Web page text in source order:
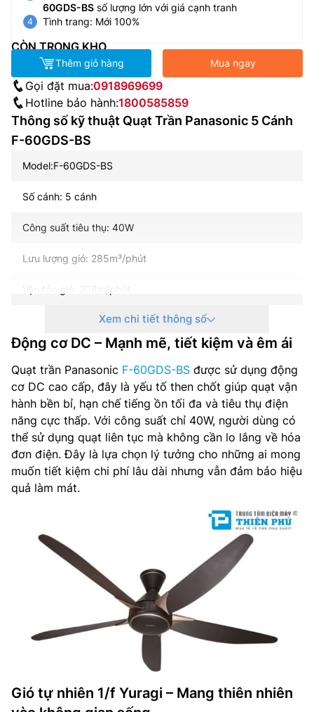
60GDS-BS số lượng lớn với giá cạnh tranh
Tình trang: Mới 100%
CÒN TRONG KHO
Thêm giỏ hàng Mua ngay
Gọi đặt mua:0918969699
Hotline bảo hành:1800585859
Thông số kỹ thuật Quạt Trần Panasonic 5 Cánh
F-60GDS-BS
Model:F-60GDS-BS
Số cánh: 5 cánh
Công suất tiêu thụ: 40W
Lưu lượng gió: 285m³/phút
Vận tốc gió: 208m/phút
Đường kính cánh: 150cm
Kiểu động cơ: động cơ DC tiết kiệm điện
Tốc độ gió: 9 cấp độ
Chức năng Sleep mode (Chế độ gió theo nhịp sinh học lúc
ngủ): Có
3 cấp độ an toàn: Khóa cánh an toàn, dây an toàn, công
tắc an toàn
Chế độ hẹn giờ bật/tắt: 24 tiếng
Remote (điều khiển màn hình led): Có
Vật liệu cánh quạt: ABS-G
Bảo hành: Bảo hành điện tử 12 tháng tại nhà
Xem chi tiết thông số
Động cơ DC – Mạnh mẽ, tiết kiệm và êm ái
Quạt trần Panasonic F-60GDS-BS được sử dụng động
cơ DC cao cấp, đây là yếu tố then chốt giúp quạt vận
hành bền bỉ, hạn chế tiếng ồn tối đa và tiêu thụ điện
năng cực thấp. Với công suất chỉ 40W, người dùng có
thể sử dụng quạt liên tục mà không cần lo lắng về hóa
đơn điện. Đây là lựa chọn lý tưởng cho những ai mong
muốn tiết kiệm chi phí lâu dài nhưng vẫn đảm bảo hiệu
quả làm mát.
Gió tự nhiên 1/f Yuragi – Mang thiên nhiên